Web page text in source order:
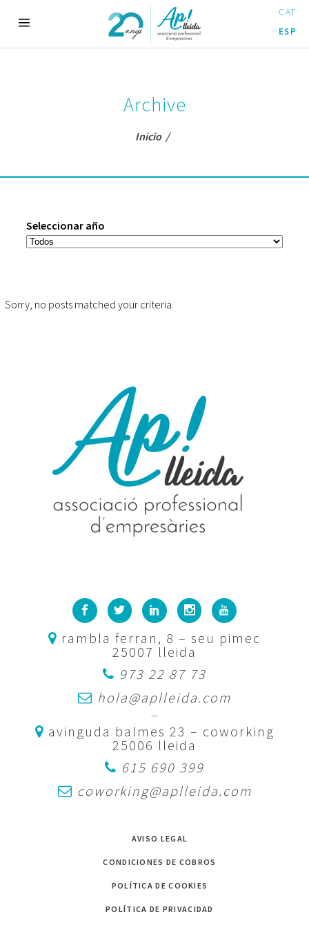
CAT
ESP
Archive
Inicio/
Seleccionar año
Sorry, no posts matched your criteria.
rambla ferran, 8 – seu pimec
25007 lleida
973 22 87 73
hola@aplleida.com
—
avinguda balmes 23 – coworking
25006 lleida
615 690 399
coworking@aplleida.com
AVISO LEGAL
CONDICIONES DE COBROS
POLÍTICA DE COOKIES
POLÍTICA DE PRIVACIDAD